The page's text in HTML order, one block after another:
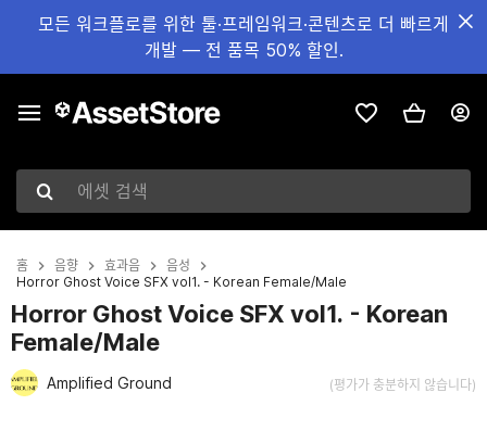
모든 워크플로를 위한 툴·프레임워크·콘텐츠로 더 빠르게
개발 — 전 품목 50% 할인.
에셋 검색
홈 음향 효과음
음성
Horror Ghost Voice SFX vol1. - Korean Female/Male
Horror Ghost Voice SFX vol1. - Korean
Female/Male
Amplified Ground (평가가 충분하지 않습니다)